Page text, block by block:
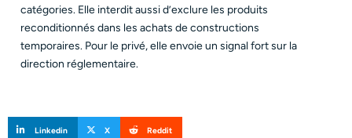
catégories. Elle interdit aussi d’exclure les produits
reconditionnés dans les achats de constructions
temporaires. Pour le privé, elle envoie un signal fort sur la
direction réglementaire.
Linkedin X Reddit